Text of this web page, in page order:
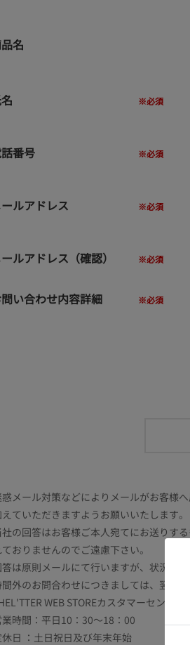
名
番号
ルアドレス
ルアドレス（確認）
い合わせ内容詳細
惑メール対策などによりメールがお客様
えていただきますようお願いいたします。
社の回答はお客様ご本人宛てにお送りす
ておりませんのでご遠慮下さい。
答は原則メールにて行いますが、状況に
間外のお問合わせにつきましては、翌営
WEB STOREカスタマーセンター
業時間：平日10：30～18：00
休日 ：土日祝日及び年末年始